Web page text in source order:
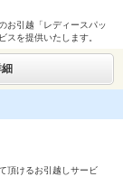
お引越「レディースパッ
スを提供いたします。
頂けるお引越しサービ